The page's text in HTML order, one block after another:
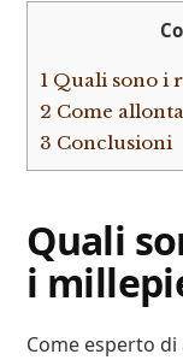
1 Quali sono i
2 Come
3 Conclusioni
Quali
i
Come esperto